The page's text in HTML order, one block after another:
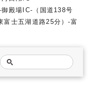
殿場IC-（国道138号
富士五湖道路25分）-富
都留IC-国道139号線富